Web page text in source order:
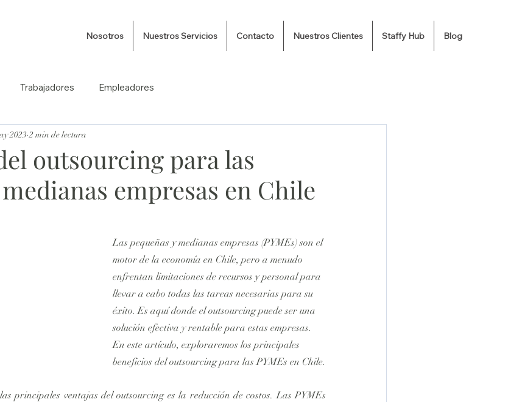
Nosotros Nuestros Servicios Contacto Nuestros Clientes Staffy Hub Blog
Trabajadores Empleadores
outsourcing para las
empresas en Chile
2023 2 min de lectura
Las pequeñas y medianas empresas (PYMEs) son el
motor de la economía en Chile, pero a menudo
enfrentan limitaciones de recursos y personal para
llevar a cabo todas las tareas necesarias para su
éxito. Es aquí donde el outsourcing puede ser una
solución efectiva y rentable para estas empresas.
En este artículo, exploraremos los principales
beneficios del outsourcing para las PYMEs en Chile.
principales ventajas del outsourcing es la reducción de costos. Las PYMEs